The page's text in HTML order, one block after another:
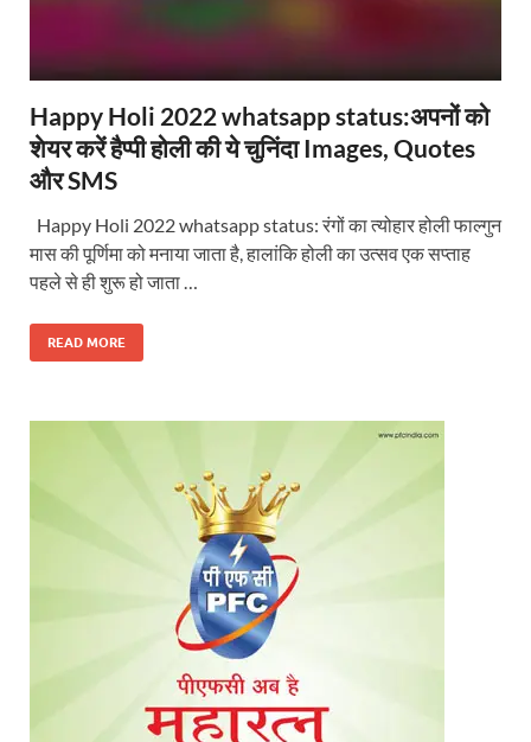
Happy Holi 2022 whatsapp status:अपनों को
शेयर करें हैप्पी होली की ये चुनिंदा Images, Quotes
और SMS
Happy Holi 2022 whatsapp status: रंगों का त्योहार होली फाल्गुन
मास की पूर्णिमा को मनाया जाता है, हालांकि होली का उत्सव एक सप्ताह
पहले से ही शुरू हो जाता …
READ MORE